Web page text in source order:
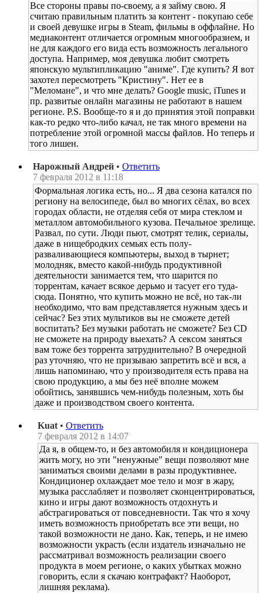
Все стороны правы по-своему, а я займу свою. Я
считаю правильным платить за контент - покупаю себе
и своей девушке игры в Steam, фильмы в оффлайне. Но
медиаконтент отличается огромным многообразием, и
не для каждого его вида есть возможность легального
доступа. Например, моя девушка любит смотреть
японскую мультипликацию "аниме". Где купить? Я вот
захотел пересмотреть "Кристину". Нет ее в
"Меломане", и что мне делать? Google music, iTunes и
пр. развитые онлайн магазины не работают в нашем
регионе. P.S. Вообще-то я и до принятия этой поправки
как-то редко что-либо качал, не так много времени на
потребление этой огромной массы файлов. Но теперь и
того лишен.
Нарожный Андрей • Ответить
7 февраля 2012 в 11:18
Формальная логика есть, но... Я два сезона катался по
региону на велосипеде, был во многих сёлах, во всех
городах области, не отделяя себя от мира стеклом и
металлом автомобильного кузова. Печальное зрелище.
Развал, по сути. Люди пьют, смотрят телик, сериалы,
даже в нищебродких семьях есть полу-
разваливающиеся компьютеры, выход в тырнет;
молодняк, вместо какой-нибудь продуктивной
деятельности занимается тем, что шарится по
торрентам, качает всякое дерьмо и тасует его туда-
сюда. Понятно, что купить можно не всё, но так-ли
необходимо, что вам представляется нужным здесь и
сейчас? Без этих мультиков вы не сможете детей
воспитать? Без музыки работать не сможете? Без CD
не сможете на природу выехать? А сексом заняться
вам тоже без торрента затруднительно? В очередной
раз уточняю, что не призываю запретить всё и вся, а
лишь напоминаю, что у производителя есть права на
свою продукцию, а мы без неё вполне можем
обойтись, занявшись чем-нибудь полезным, хоть бы
даже и производством своего контента.
Kuat • Ответить
7 февраля 2012 в 14:07
Да я, в общем-то, и без автомобиля и кондиционера
жить могу, но эти "ненужные" вещи позволяют мне
заниматься своими делами в разы продуктивнее.
Кондиционер охлаждает мое тело и мозг в жару,
музыка расслабляет и позволяет сконцентрироваться,
кино и игры дают возможность отдохнуть и
абстрагироваться от повседневности. Так что я хочу
иметь возможность приобретать все эти вещи, но
такой возможности не дано. Как, теперь, и не имею
возможности украсть (если издатель изначально не
рассматривал возможность реализации своего
продукта в моем регионе, о каких убытках можно
говорить, если я скачаю контрафакт? Наоборот,
лишняя реклама).